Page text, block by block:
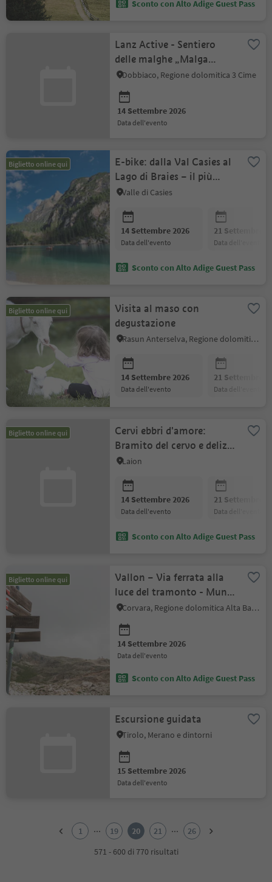
Sconto con Alto Adige Guest Pass
Lanz Active - Sentiero
delle malghe „Malga
Nemes“
Dobbiaco, Regione dolomitica 3 Cime
14 Settembre 2026
data dell'evento
Biglietto online qui
E-bike: dalla Val Casies al
Lago di Braies – il più
famoso delle Dolomiti
Valle di Casies
14 Settembre 2026
data dell'evento
21 Settembre
data dell'evento
Sconto con Alto Adige Guest Pass
Biglietto online qui
Visita al maso con
degustazione
Rasun Anterselva, Regione dolomitica Plan de Corones
14 Settembre 2026
data dell'evento
21 Settembre
data dell'evento
Biglietto online qui
Cervi ebbri d'amore:
Bramito del cervo e delizia
culinaria
Laion
14 Settembre 2026
data dell'evento
21 Settembre
data dell'evento
Sconto con Alto Adige Guest Pass
Biglietto online qui
Vallon – Via ferrata alla
luce del tramonto - Munts
dl Altonn
Corvara, Regione dolomitica Alta Badia
14 Settembre 2026
data dell'evento
Sconto con Alto Adige Guest Pass
Escursione guidata
Tirolo, Merano e dintorni
15 Settembre 2026
data dell'evento
1 ... 19 20 21 ...
26
571 - 600 di 770 risultati